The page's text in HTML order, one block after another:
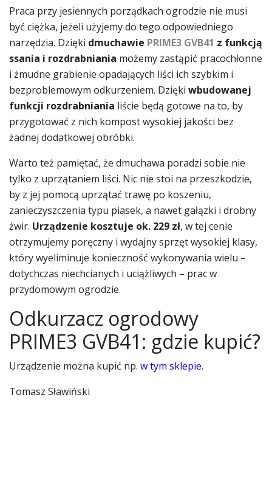
Praca przy jesiennych porządkach ogrodzie nie musi
być ciężka, jeżeli użyjemy do tego odpowiedniego
narzędzia. Dzięki dmuchawie PRIME3 GVB41 z funkcją
ssania i rozdrabniania możemy zastąpić pracochłonne
i żmudne grabienie opadających liści ich szybkim i
bezproblemowym odkurzeniem. Dzięki wbudowanej
funkcji rozdrabniania liście będą gotowe na to, by
przygotować z nich kompost wysokiej jakości bez
żadnej dodatkowej obróbki.
Warto też pamiętać, że dmuchawa poradzi sobie nie
tylko z uprzątaniem liści. Nic nie stoi na przeszkodzie,
by z jej pomocą uprzątać trawę po koszeniu,
zanieczyszczenia typu piasek, a nawet gałązki i drobny
żwir. Urządzenie kosztuje ok. 229 zł, w tej cenie
otrzymujemy poręczny i wydajny sprzęt wysokiej klasy,
który wyeliminuje konieczność wykonywania wielu –
dotychczas niechcianych i uciążliwych – prac w
przydomowym ogrodzie.
Odkurzacz ogrodowy
PRIME3 GVB41: gdzie kupić?
Urządzenie można kupić np. w tym sklepie.
Tomasz Sławiński